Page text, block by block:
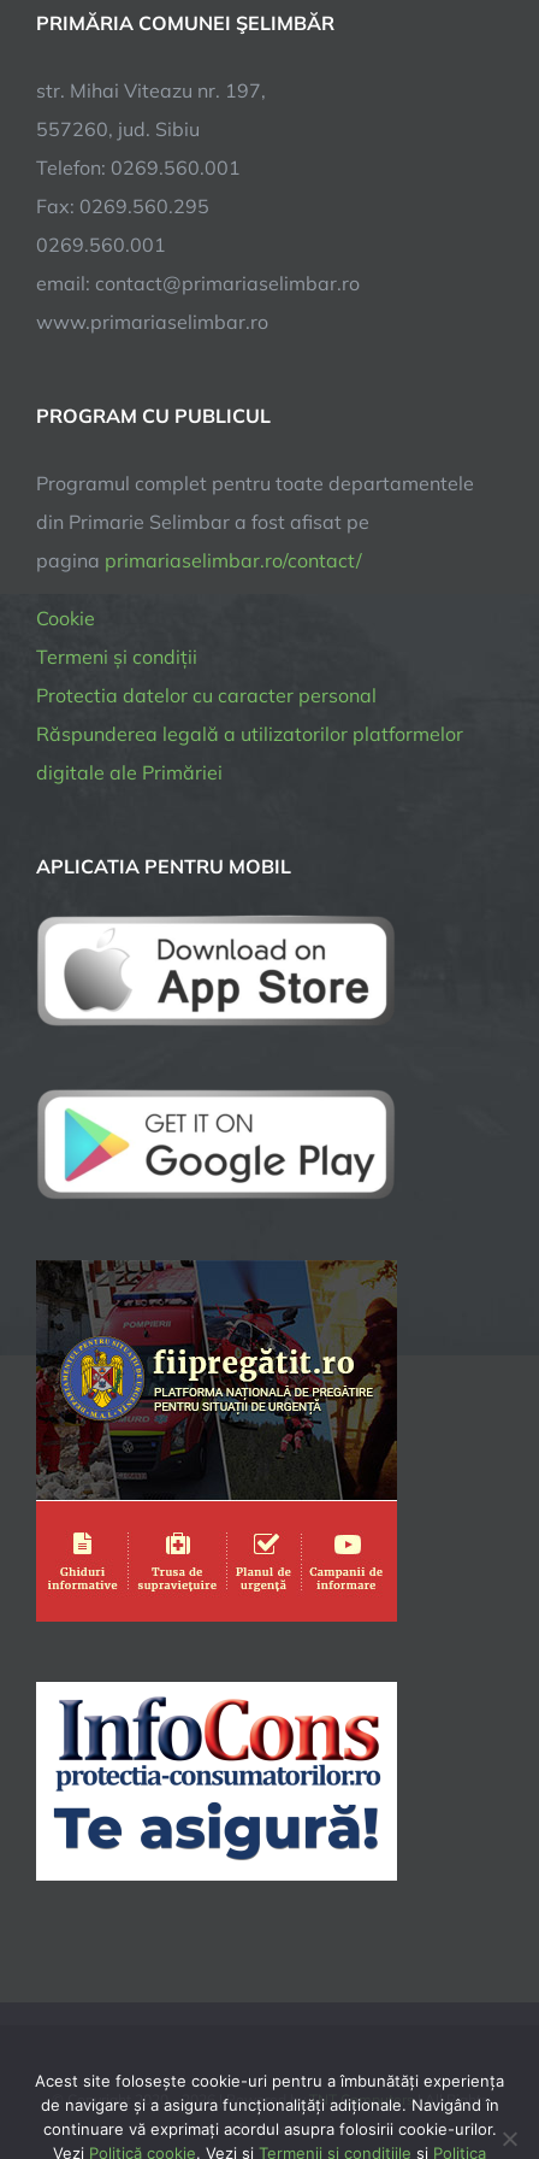
PRIMĂRIA COMUNEI ŞELIMBĂR
str. Mihai Viteazu nr. 197,
557260, jud. Sibiu
Telefon: 0269.560.001
Fax: 0269.560.295
0269.560.001
email: contact@primariaselimbar.ro
www.primariaselimbar.ro
PROGRAM CU PUBLICUL
Programul complet pentru toate departamentele
din Primarie Selimbar a fost afisat pe
pagina primariaselimbar.ro/contact/
Cookie
Termeni și condiții
Protectia datelor cu caracter personal
Răspunderea legală a utilizatorilor platformelor
digitale ale Primăriei
APLICATIA PENTRU MOBIL
© Copyright 2020 -2026 | Powered byTNT Computers| All Rights
Reserved
Acest site folosește cookie-uri pentru a îmbunătăți experiența
de navigare și a asigura funcționalițăți adiționale. Navigând în
continuare vă exprimaţi acordul asupra folosirii cookie-urilor.
Vezi Politică cookie. Vezi și Termenii și condițiile și Politica